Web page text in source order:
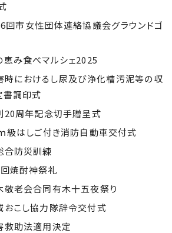
市女性団体連絡協議会グラウンドゴ
み食べマルシェ2025
におけるし尿及び浄化槽汚泥等の収
書調印式
周年記念切手贈呈式
はしご付き消防自動車交付式
防災訓練
焼酎神祭礼
老会合同有木十五夜祭り
こし協力隊辞令交付式
助法適用決定